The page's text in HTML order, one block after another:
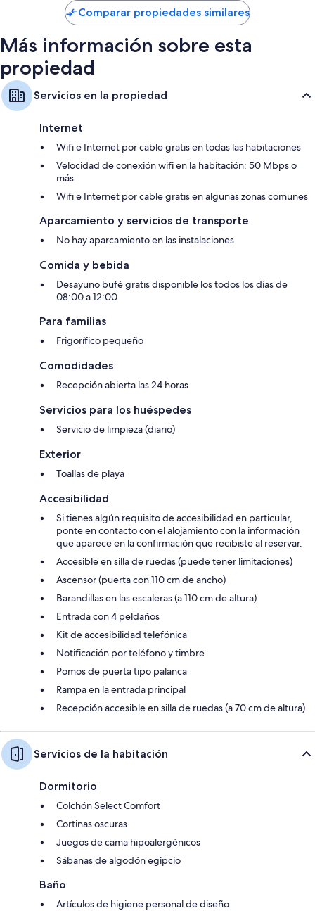
de
US$ 54
Comparar propiedades similares
Más información sobre esta
propiedad
Servicios en la propiedad
Internet
Wifi e Internet por cable gratis en todas las habitaciones
Velocidad de conexión wifi en la habitación: 50 Mbps o
más
Wifi e Internet por cable gratis en algunas zonas comunes
Aparcamiento y servicios de transporte
No hay aparcamiento en las instalaciones
Comida y bebida
Desayuno bufé gratis disponible los todos los días de
08:00 a 12:00
Para familias
Frigorífico pequeño
Comodidades
Recepción abierta las 24 horas
Servicios para los huéspedes
Servicio de limpieza (diario)
Exterior
Toallas de playa
Accesibilidad
Si tienes algún requisito de accesibilidad en particular,
ponte en contacto con el alojamiento con la información
que aparece en la confirmación que recibiste al reservar.
Accesible en silla de ruedas (puede tener limitaciones)
Ascensor (puerta con 110 cm de ancho)
Barandillas en las escaleras (a 110 cm de altura)
Entrada con 4 peldaños
Kit de accesibilidad telefónica
Notificación por teléfono y timbre
Pomos de puerta tipo palanca
Rampa en la entrada principal
Recepción accesible en silla de ruedas (a 70 cm de altura)
Servicios de la habitación
Dormitorio
Colchón Select Comfort
Cortinas oscuras
Juegos de cama hipoalergénicos
Sábanas de algodón egipcio
Baño
Artículos de higiene personal de diseño